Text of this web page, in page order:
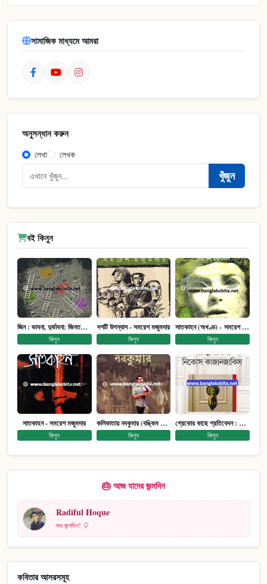
সামাজিক মাধ্যমে আমরা
অনুসন্ধান করুন
লেখা লেখক
খুঁজুন
বই কিনুন
জিন : ভাবনা, দুর্ভাবনা: জিনতত্ত্ব সমাজ ইতিহাস (পেপারব্যাক)
কিনুন
দশটি উপন্যাস - সমরেশ মজুমদার
কিনুন
সাতকাহন (অখণ্ড) - সমরেশ মজুমদার
কিনুন
সাতকাহন - সমরেশ মজুমদার
কিনুন
কলিকাতায় নবকুমার (বঙ্কিম পুরষ্কারে সম্মানিত)(মানবিক মেগা উপন্যাস)
কিনুন
গ্রেকোর কাছে প্রতিবেদন : আত্মজীবনী
কিনুন
🎂 আজ যাদের জন্মদিন
Radiful Hoque
শুভ জন্মদিন! 🎈
কবিতার আসরসমূহ